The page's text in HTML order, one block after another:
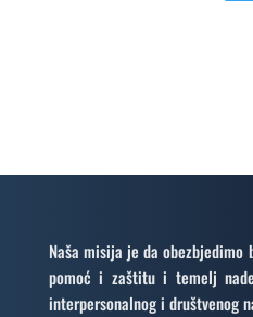
Naša misija je da
pomoć i zaštitu i temelj
interpersonalnog i društvenog